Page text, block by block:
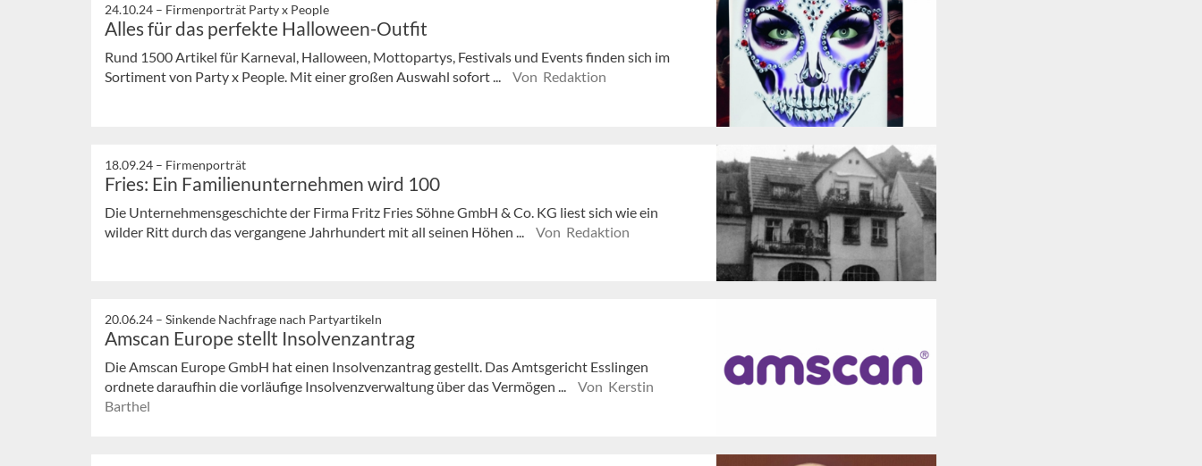
24.10.24 – Firmenporträt Party x People
Alles für das perfekte Halloween-Outfit
Rund 1500 Artikel für Karneval, Halloween, Mottopartys, Festivals und Events finden sich im
Sortiment von Party x People. Mit einer großen Auswahl sofort ...
Von Redaktion
18.09.24 – Firmenporträt
Fries: Ein Familienunternehmen wird 100
Die Unternehmensgeschichte der Firma Fritz Fries Söhne GmbH & Co. KG liest sich wie ein
wilder Ritt durch das vergangene Jahrhundert mit all seinen Höhen ...
Von Redaktion
20.06.24 – Sinkende Nachfrage nach Partyartikeln
Amscan Europe stellt Insolvenzantrag
Die Amscan Europe GmbH hat einen Insolvenzantrag gestellt. Das Amtsgericht Esslingen
ordnete daraufhin die vorläufige Insolvenzverwaltung über das Vermögen ...
Von Kerstin
Barthel